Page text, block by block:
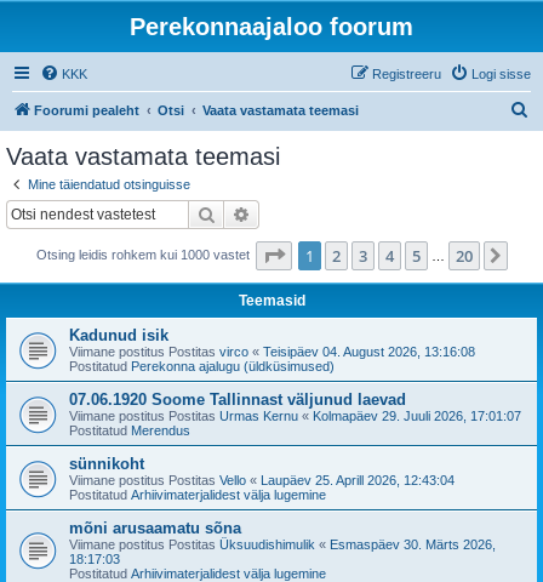
Perekonnaajaloo foorum
KKK Logi sisse
Registreeru
Foorumi pealeht Otsi Vaata vastamata teemasi
Vaata vastamata teemasi
Mine täiendatud otsinguisse
Otsi
Otsing leidis rohkem kui 1000 vastet 1 . leht20 -st
1 2 3 4 5 20
Teemasid
Kadunud isik
Viimane postitus Postitas virco « Teisipäev 04. August 2026, 13:16:08
Postitatud Perekonna ajalugu (üldküsimused)
07.06.1920 Soome Tallinnast väljunud laevad
Viimane postitus Postitas Urmas Kernu « Kolmapäev 29. Juuli 2026, 17:01:07
Postitatud Merendus
sünnikoht
Viimane postitus Postitas Vello « Laupäev 25. Aprill 2026, 12:43:04
Postitatud Arhiivimaterjalidest välja lugemine
mõni arusaamatu sõna
Viimane postitus Postitas Üksuudishimulik « Esmaspäev 30. Märts 2026,
18:17:03
Postitatud Arhiivimaterjalidest välja lugemine